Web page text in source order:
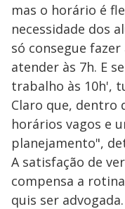
mas o horário é
necessidade dos
só consegue
atender às 7h. E
trabalho às 10h',
Claro que, dentro
horários vagos e
planejamento",
A satisfação de
compensa a
quis ser